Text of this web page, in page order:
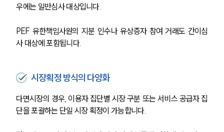
우에는 일반심사 대상입니다.
PEF 유한책임사원의 지분 인수나 유상증자 참여 거래도 간이심
사 대상에 포함됩니다.
시장획정 방식의 다양화
다면시장의 경우, 이용자 집단별 시장 구분 또는 서비스 공급자 집
단을 포괄하는 단일 시장 획정이 가능합니다.